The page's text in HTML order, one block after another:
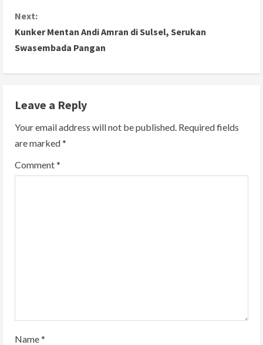
n
t
u
e
R
Next:
Kunker Mentan Andi Amran di Sulsel, Serukan
Swasembada Pangan
Leave a Reply
Your email address will not be published. Required fields
are marked*
Comment*
Name*